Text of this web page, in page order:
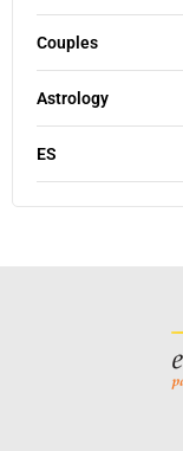
Couples
Astrology
ES